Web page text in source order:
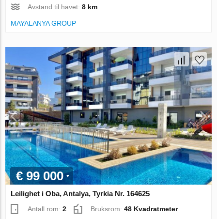
Avstand til havet:8 km
MAYALANYA GROUP
€ 99 000
Leilighet i Oba, Antalya, Tyrkia Nr. 164625
Antall rom:2 Bruksrom:48 Kvadratmeter